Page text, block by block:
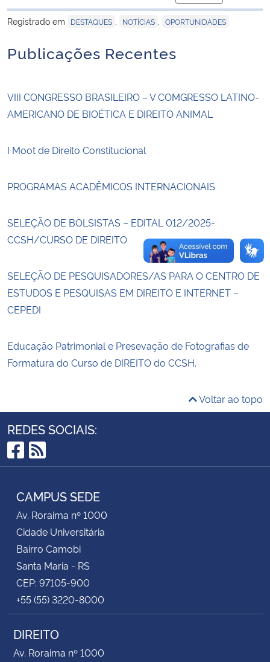
Ministério do Turismo
Ministério do Desenvolvimento Regional
Ministério da Mulher, da Família e dos Direitos Humanos
Secretaria-Geral
Advocacia-Geral da União
Banco Central do Brasil
Planalto
para área de
Registrado em
DESTAQUES NOTÍCIAS OPORTUNIDADES
Publicações Recentes
VIII CONGRESSO BRASILEIRO – V COMGRESSO LATINO-
AMERICANO DE BIOÉTICA E DIREITO ANIMAL
I Moot de Direito Constitucional
PROGRAMAS ACADÊMICOS INTERNACIONAIS
SELEÇÃO DE BOLSISTAS – EDITAL 012/2025-
CCSH/CURSO DE DIREITO
SELEÇÃO DE PESQUISADORES/AS PARA O CENTRO DE
ESTUDOS E PESQUISAS EM DIREITO E INTERNET –
CEPEDI
Educação Patrimonial e Presevação de Fotografias de
Formatura do Curso de DIREITO do CCSH.
Voltar ao topo
REDES SOCIAIS:
Facebook
RSS
CAMPUS SEDE
Av. Roraima nº 1000
Cidade Universitária
Bairro Camobi
Santa Maria - RS
CEP: 97105-900
+55 (55) 3220-8000
DIREITO
Av. Roraima nº 1000